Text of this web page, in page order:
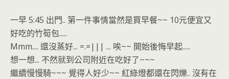
一早 5:45 出門.. 第一件事情當然是買早餐~~ 10元便宜又
好吃的竹筍包.....
Mmm.... 還沒蒸好... =.=||| ... 唉~~ 開始後悔早起.....
想一想... 不然就到公司附近在吃好了~~~
繼續慢慢騎~~~ 覺得人好少~~ 紅綠燈都還在閃爍.. 沒有在